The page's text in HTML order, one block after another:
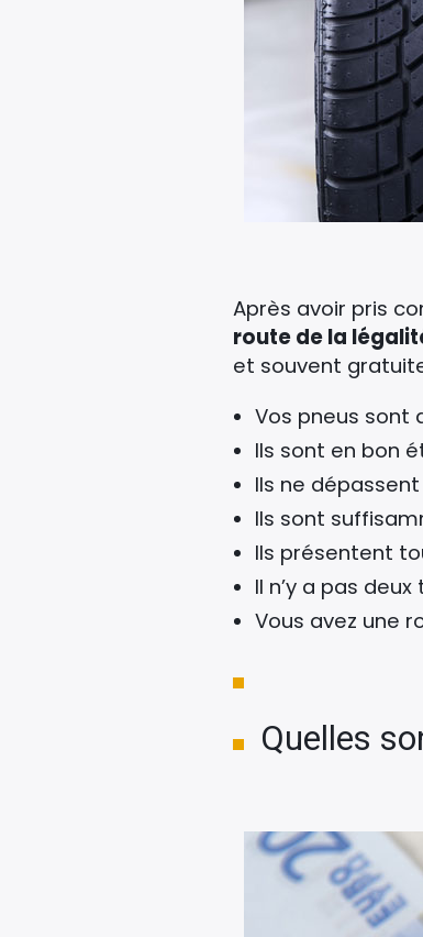
Après avoir pris
route de la
et souvent
Vos pneus sont
Ils sont en bon
Ils ne
Ils sont
Ils présentent
Il n’y a pas
Vous avez une
Quelles